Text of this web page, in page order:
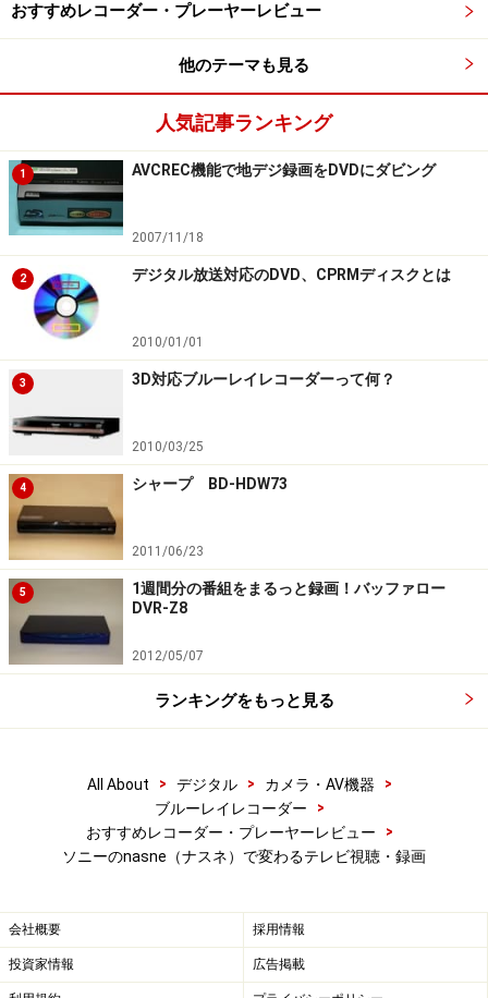
おすすめレコーダー・プレーヤーレビュー
他のテーマも見る
人気記事ランキング
1 AVCREC機能で地デジ録画をDVDにダビング
2007/11/18
2 デジタル放送対応のDVD、CPRMディスクとは
2010/01/01
3 3D対応ブルーレイレコーダーって何？
2010/03/25
4 シャープ BD-HDW73
2011/06/23
5
1週間分の番組をまるっと録画！バッファロー
DVR-Z8
2012/05/07
ランキングをもっと見る
All About > デジタル > カメラ・AV機器
>
ブルーレイレコーダー
>
おすすめレコーダー・プレーヤーレビュー
>
ソニーのnasne（ナスネ）で変わるテレビ視聴・録画
会社概要 採用情報
投資家情報 広告掲載